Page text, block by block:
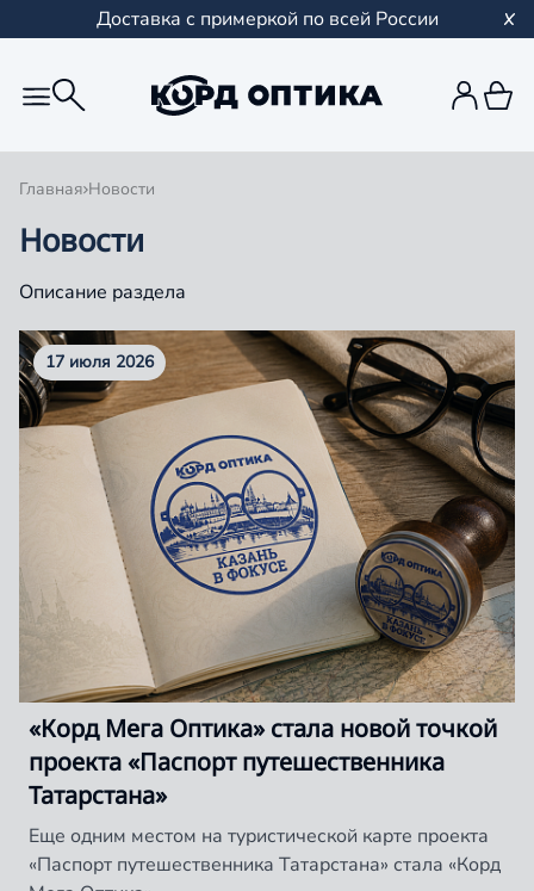
Доставка с примеркой по всей России
Главная Новости
Новости
Описание раздела
17 июля 2026
«Корд Мега Оптика» стала новой точкой
проекта «Паспорт путешественника
Татарстана»
Еще одним местом на туристической карте проекта
«Паспорт путешественника Татарстана» стала «Корд